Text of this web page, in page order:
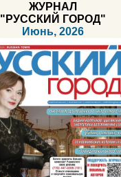
ЖУРНАЛ
"РУССКИЙ ГОРОД"
Июнь, 2026